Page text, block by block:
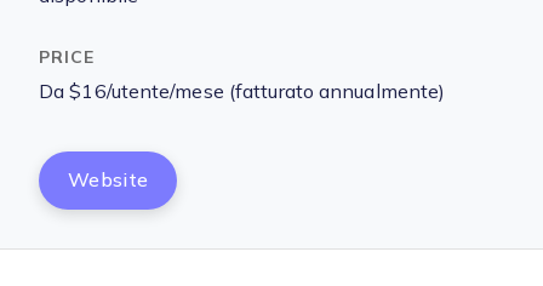
Da $16/utente/mese (fatturato annualmente)
Website